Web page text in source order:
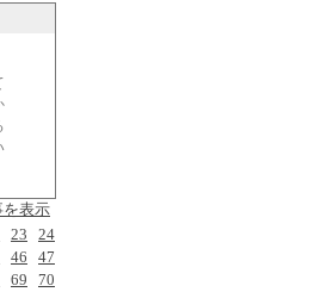
を表示
23
24
46
47
69
70